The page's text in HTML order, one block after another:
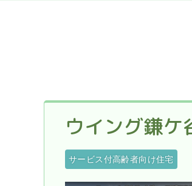
ウイング鎌ケ
サービス付高齢者向け住宅